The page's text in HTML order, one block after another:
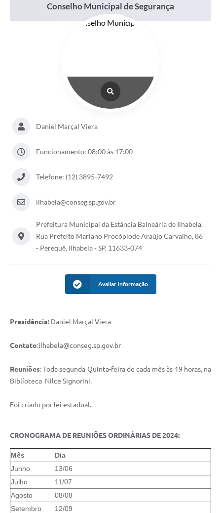
Conselho Municipal de Segurança
Daniel Marçal Viera
Funcionamento: 08:00 às 17:00
Telefone: (12) 3895-7492
ilhabela@conseg.sp.gov.br
Prefeitura Municipal da Estância Balneária de Ilhabela,
Rua Prefeito Mariano Procópiode Araújo Carvalho, 86
- Perequê, Ilhabela - SP, 11633-074
Avaliar Informação
Presidência: Daniel Marçal Viera
Contato:ilhabela@conseg.sp.gov.br
Reuniões: Toda segunda Quinta-feira de cada mês às 19 horas, na
Biblíoteca Nilce Signorini.
Foi criado por lei estadual.
CRONOGRAMA DE REUNIÕES ORDINÁRIAS DE 2024:
Mês
Dia
Junho
13/06
Julho
11/07
Agosto
08/08
Setembro
12/09